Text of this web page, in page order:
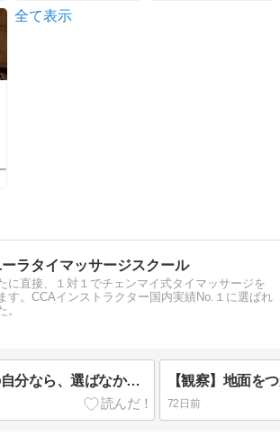
キング
全て表示
ラタイマッサージスクール
に直接、１対１でチェンマイ式タイマッサージを
す。CCAインストラクター国内実績No.１に選ばれ
。
【変化】少し前の自分なら、選ばなかった服 【観察】地面を
72日前